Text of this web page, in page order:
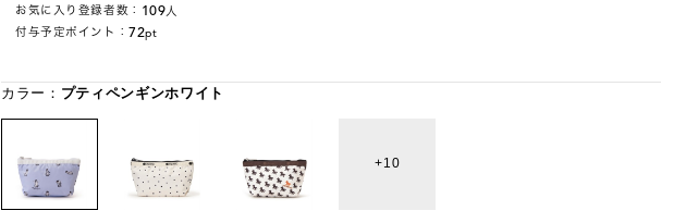
お気に入り登録者数： 109人
付与予定ポイント：72pt
カラー： プティペンギンホワイト
10